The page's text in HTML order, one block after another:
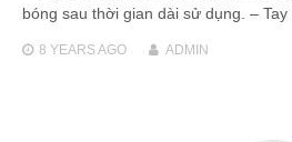
bóng sau thời gian dài sử dụng. –
8 YEARSAGO ADMIN